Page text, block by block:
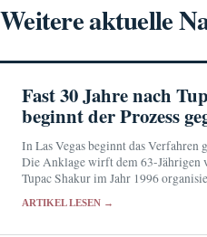
Weitere aktuelle
Fast 30 Jahre nach
beginnt der Prozess
In Las Vegas beginnt das Verfahren
Die Anklage wirft dem 63-Jährigen
Tupac Shakur im Jahr 1996
ARTIKEL LESEN →